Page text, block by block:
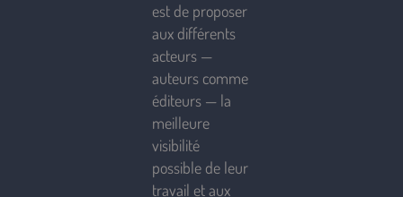
est de proposer
aux différents
acteurs —
auteurs comme
éditeurs — la
meilleure
visibilité
possible de leur
travail et aux